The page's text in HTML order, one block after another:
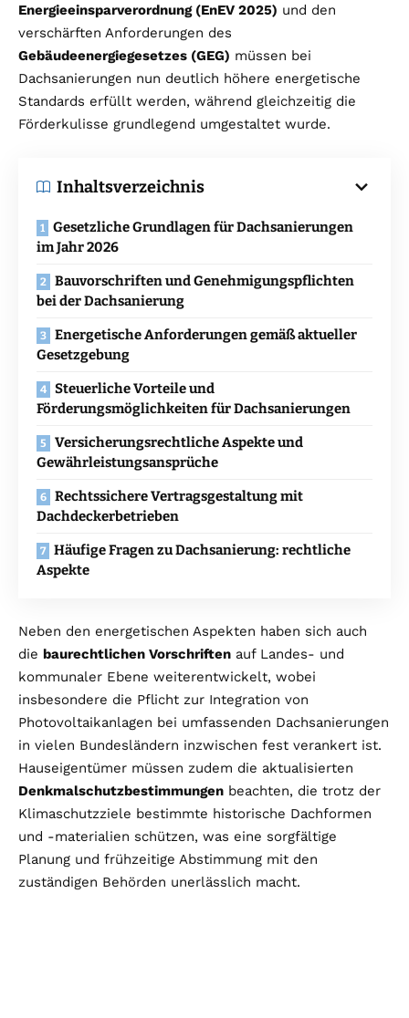
Energieeinsparverordnung (EnEV 2025) und den
verschärften Anforderungen des
Gebäudeenergiegesetzes (GEG) müssen bei
Dachsanierungen nun deutlich höhere energetische
Standards erfüllt werden, während gleichzeitig die
Förderkulisse grundlegend umgestaltet wurde.
Inhaltsverzeichnis
Gesetzliche Grundlagen für Dachsanierungen
im Jahr 2026
Bauvorschriften und Genehmigungspflichten
bei der Dachsanierung
Energetische Anforderungen gemäß aktueller
Gesetzgebung
Steuerliche Vorteile und
Förderungsmöglichkeiten für Dachsanierungen
Versicherungsrechtliche Aspekte und
Gewährleistungsansprüche
Rechtssichere Vertragsgestaltung mit
Dachdeckerbetrieben
Häufige Fragen zu Dachsanierung: rechtliche
Aspekte
Neben den energetischen Aspekten haben sich auch
die baurechtlichen Vorschriften auf Landes- und
kommunaler Ebene weiterentwickelt, wobei
insbesondere die Pflicht zur Integration von
Photovoltaikanlagen bei umfassenden Dachsanierungen
in vielen Bundesländern inzwischen fest verankert ist.
Hauseigentümer müssen zudem die aktualisierten
Denkmalschutzbestimmungen beachten, die trotz der
Klimaschutzziele bestimmte historische Dachformen
und -materialien schützen, was eine sorgfältige
Planung und frühzeitige Abstimmung mit den
zuständigen Behörden unerlässlich macht.